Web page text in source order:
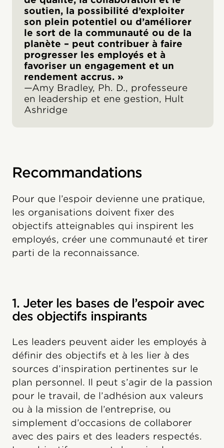
soutien, la possibilité d’exploiter
son plein potentiel ou d’améliorer
le sort de la communauté ou de la
planète – peut contribuer à faire
progresser les employés et à
favoriser un engagement et un
rendement accrus. »
—Amy Bradley, Ph. D., professeure
en leadership et ene gestion, Hult
Ashridge
Recommandations
Pour que l’espoir devienne une pratique,
les organisations doivent fixer des
objectifs atteignables qui inspirent les
employés, créer une communauté et tirer
parti de la reconnaissance.
1. Jeter les bases de l’espoir avec
des objectifs inspirants
Les leaders peuvent aider les employés à
définir des objectifs et à les lier à des
sources d’inspiration pertinentes sur le
plan personnel. Il peut s’agir de la passion
pour le travail, de l’adhésion aux valeurs
ou à la mission de l’entreprise, ou
simplement d’occasions de collaborer
avec des pairs et des leaders respectés.